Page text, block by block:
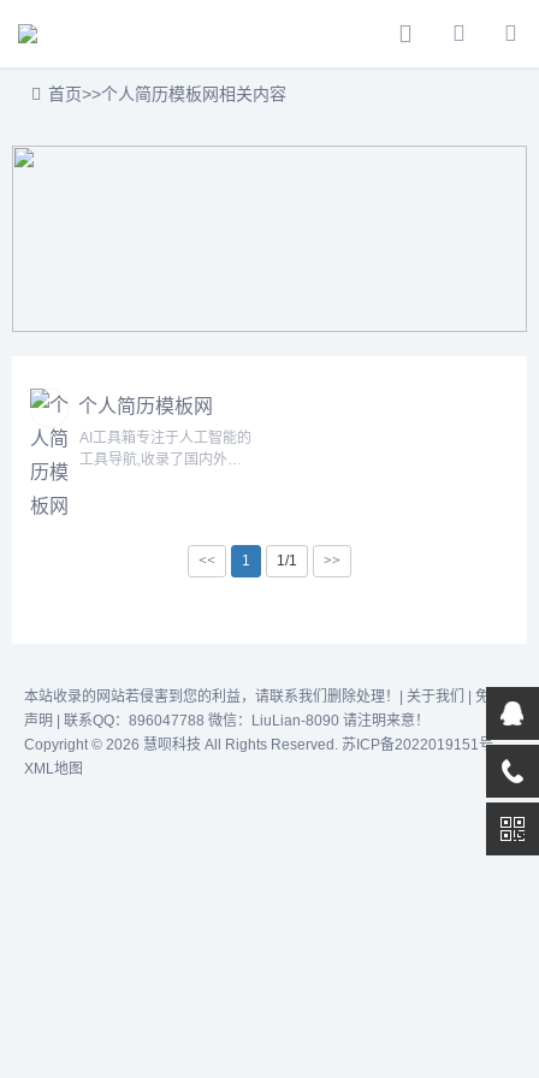
首页>>个人简历模板网相关内容
个人简历模板网
AI工具箱专注于人工智能的
工具导航,收录了国内外
<<
1 1/1 >>
本站收录的网站若侵害到您的利益，请联系我们删除处理！| 关于我们
免责
声明 | 联系QQ：896047788 微信：LiuLian-8090 请注明来意！
Copyright © 2026 慧呗科技 All Rights Reserved. 苏ICP备2022019151号
XML地图